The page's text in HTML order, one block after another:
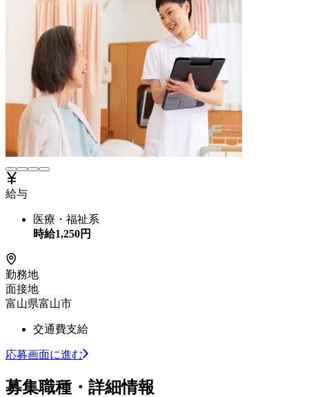
給与
医療・福祉系
時給1,250円
勤務地
面接地
富山県富山市
交通費支給
応募画面に進む
募集職種・詳細情報